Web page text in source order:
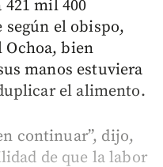
421 mil 400
según el obispo,
Ochoa, bien
manos estuviera
el alimento.
continuar”, dijo,
de que la labor